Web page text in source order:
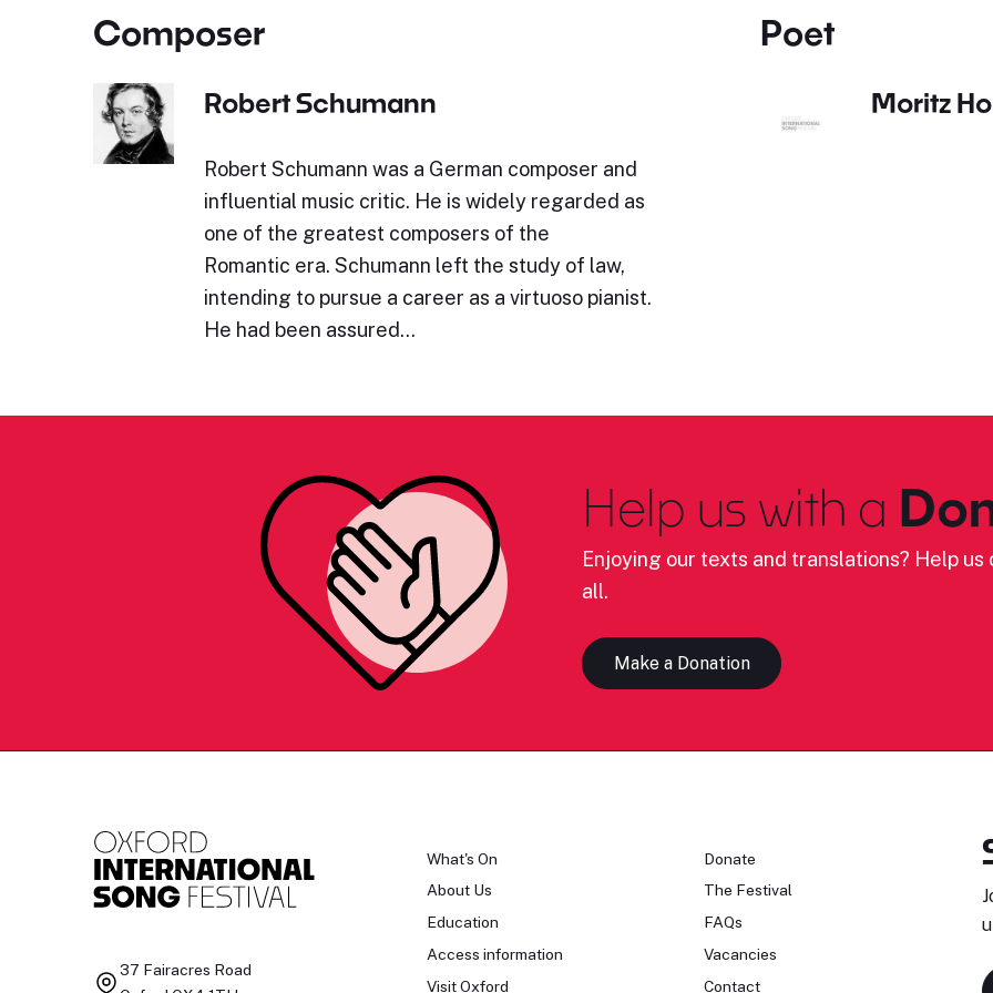
Composer
Robert Schumann
Robert Schumann was a German composer and
influential music critic. He is widely regarded as
one of the greatest composers of the
Romantic era. Schumann left the study of law,
intending to pursue a career as a virtuoso pianist.
He had been assured…
Poet
Moritz
Help us with a
Enjoying our texts and translations? Help
all.
Make a Donation
37 Fairacres Road
What's On
About Us
Education
Access information
Visit Oxford
Donate
The Festival
FAQs
Vacancies
Contact